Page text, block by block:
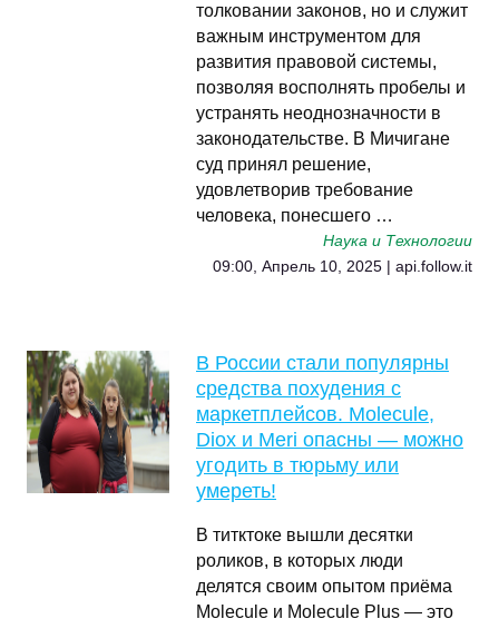
толковании законов, но и служит
важным инструментом для
развития правовой системы,
позволяя восполнять пробелы и
устранять неоднозначности в
законодательстве. В Мичигане
суд принял решение,
удовлетворив требование
человека, понесшего …
Наука и Технологии
09:00, Апрель 10, 2025 | api.follow.it
В России стали популярны
средства похудения с
маркетплейсов. Molecule,
Diox и Meri опасны — можно
угодить в тюрьму или
умереть!
В титктоке вышли десятки
роликов, в которых люди
делятся своим опытом приёма
Molecule и Molecule Plus — это